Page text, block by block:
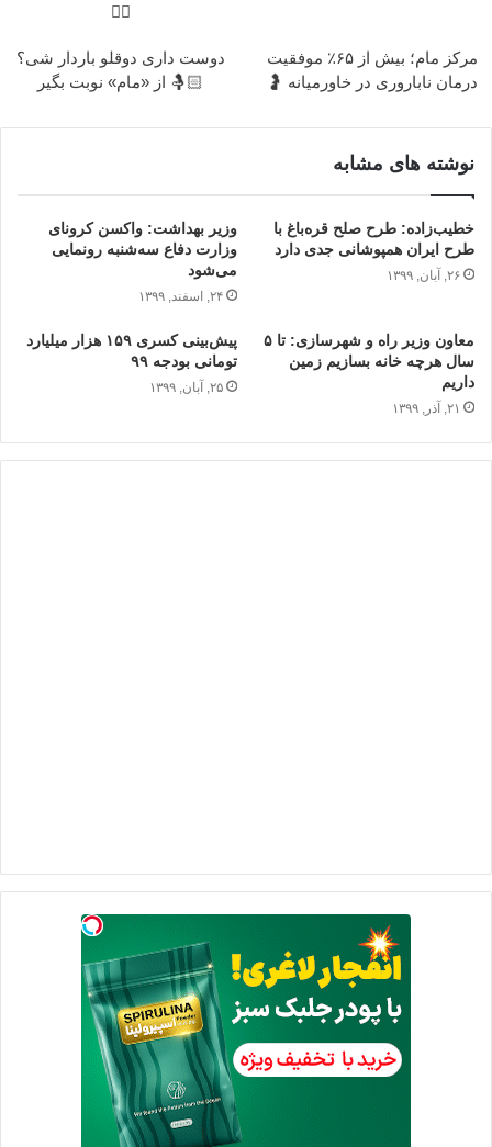
👩‍⚕️
مرکز مام؛ بیش از ۶۵٪ موفقیت
درمان ناباروری در خاورمیانه 🤰
دوست داری دوقلو باردار شی؟
🤱🏻 از «مام» نوبت بگیر
نوشته های مشابه
خطیب‌زاده: طرح صلح قره‌باغ با
طرح ایران همپوشانی جدی دارد
۲۶, آبان, ۱۳۹۹
وزیر بهداشت: واکسن کرونای
وزارت دفاع سه‌شنبه رونمایی
می‌شود
۲۴, اسفند, ۱۳۹۹
معاون وزیر راه و شهرسازی: تا ۵
سال هرچه خانه بسازیم زمین
داریم
۲۱, آذر, ۱۳۹۹
پیش‌بینی کسری ۱۵۹ هزار میلیارد
تومانی بودجه ۹۹
۲۵, آبان, ۱۳۹۹